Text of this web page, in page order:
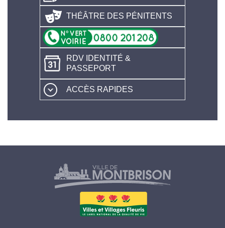
THÉÂTRE DES PÉNITENTS
RDV IDENTITÉ &
PASSEPORT
ACCÈS RAPIDES